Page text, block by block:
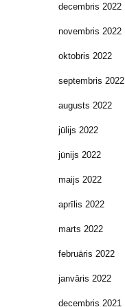
decembris 2022
novembris 2022
oktobris 2022
septembris 2022
augusts 2022
jūlijs 2022
jūnijs 2022
maijs 2022
aprīlis 2022
marts 2022
februāris 2022
janvāris 2022
decembris 2021